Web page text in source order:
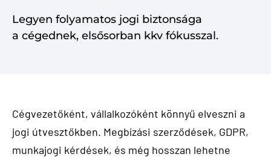
Legyen folyamatos jogi biztonsága
a cégednek, elsősorban kkv fókusszal.
Cégvezetőként, vállalkozóként könnyű elveszni a
jogi útvesztőkben. Megbízási szerződések, GDPR,
munkajogi kérdések, és még hosszan lehetne